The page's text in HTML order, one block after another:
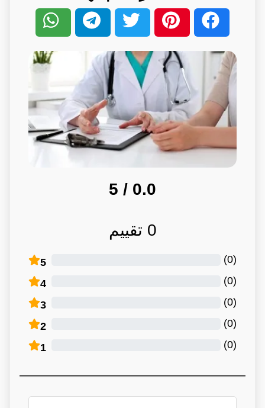
0.0
/ 5
0 تقييم
5 (
0
)
4 (
0
)
3 (
0
)
2 (
0
)
1 (
0
)